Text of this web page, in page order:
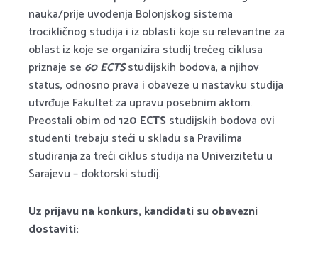
nauka/prije uvođenja Bolonjskog sistema
trocikličnog studija i iz oblasti koje su relevantne za
oblast iz koje se organizira studij trećeg ciklusa
priznaje se 60 ECTSstudijskih bodova, a njihov
status, odnosno prava i obaveze u nastavku studija
utvrđuje Fakultet za upravu posebnim aktom.
Preostali obim od120 ECTS studijskih bodova ovi
studenti trebaju steći u skladu sa Pravilima
studiranja za treći ciklus studija na Univerzitetu u
Sarajevu – doktorski studij.
Uz prijavu na konkurs, kandidati su obavezni
dostaviti: